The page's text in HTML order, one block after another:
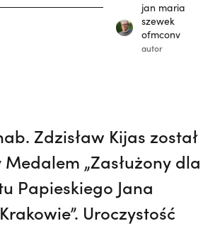
| JESTEM,
go na zawsze | JESTEM
jan maria
szewek
ofmconv
autor
Zdzisław Kijas został
„Zasłużony dla
Papieskiego Jana
Uroczystość